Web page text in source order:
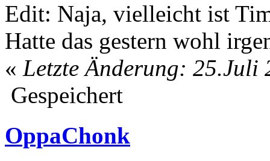
Edit: Naja, vielleicht ist
Hatte das gestern wohl
« Letzte Änderung: 25.Juli
Gespeichert
OppaChonk